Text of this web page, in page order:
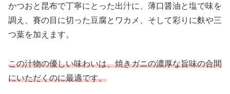
かつおと昆布で丁寧にとった出汁に、薄口醤油と塩で味を
調え、賽の目に切った豆腐とワカメ、そして彩りに麩や三
つ葉を加えます。
この汁物の優しい味わいは、焼きガニの濃厚な旨味の合間
にいただくのに最適です。